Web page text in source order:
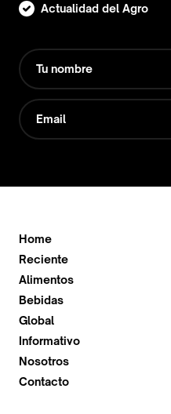
Actualidad del Agro
Home
Reciente
Alimentos
Bebidas
Global
Informativo
Nosotros
Contacto